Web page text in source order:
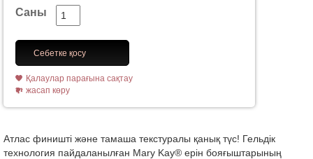
Саны
Себетке қосу
Қалаулар парағына сақтау
жасап көру
Атлас финишті және тамаша текстуралы қанық түс! Гельдік
технология пайдаланылған Mary Kay® ерін бояғыштарының